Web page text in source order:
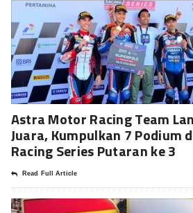
Astra Motor Racing Team
Juara, Kumpulkan 7 Podium
Racing Series Putaran ke 3
Read Full Article